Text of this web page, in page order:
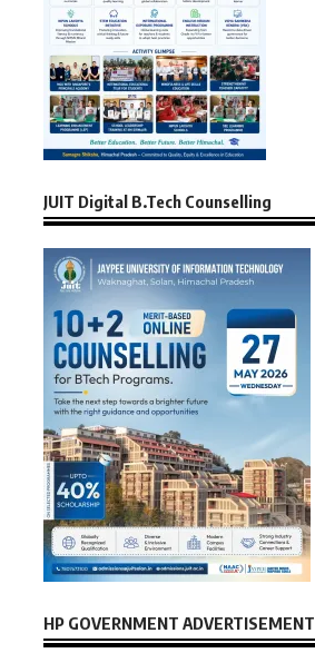
JUIT Digital B.Tech Counselling
HP GOVERNMENT ADVERTISEMENT